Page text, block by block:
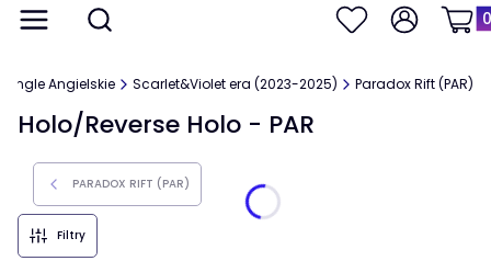
Menu Otwórz wyszukiwarkę
Szukaj UlubioneZaloguj się
Single Angielskie Scarlet&Violet era (2023-2025) Paradox Rift (PAR)
Holo/Reverse Holo - PAR
PARADOX RIFT (PAR)
Filtry